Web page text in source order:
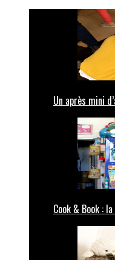
Un après mini
Cook & Book :